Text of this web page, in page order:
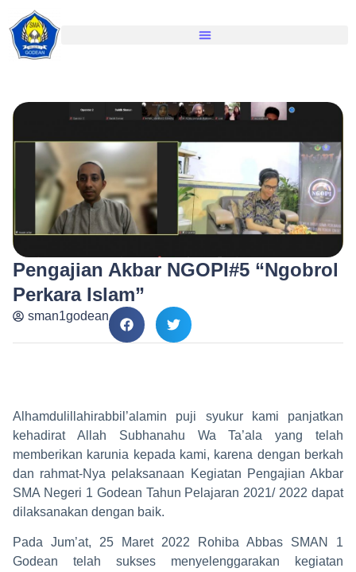
Pengajian Akbar NGOPI#5 “Ngobrol
Perkara Islam”
sman1godean
Alhamdulillahirabbil’alamin puji syukur kami panjatkan
kehadirat Allah Subhanahu Wa Ta’ala yang telah
memberikan karunia kepada kami, karena dengan berkah
dan rahmat-Nya pelaksanaan Kegiatan Pengajian Akbar
SMA Negeri 1 Godean Tahun Pelajaran 2021/ 2022 dapat
dilaksanakan dengan baik.
Pada Jum’at, 25 Maret 2022 Rohiba Abbas SMAN 1
Godean telah sukses menyelenggarakan kegiatan